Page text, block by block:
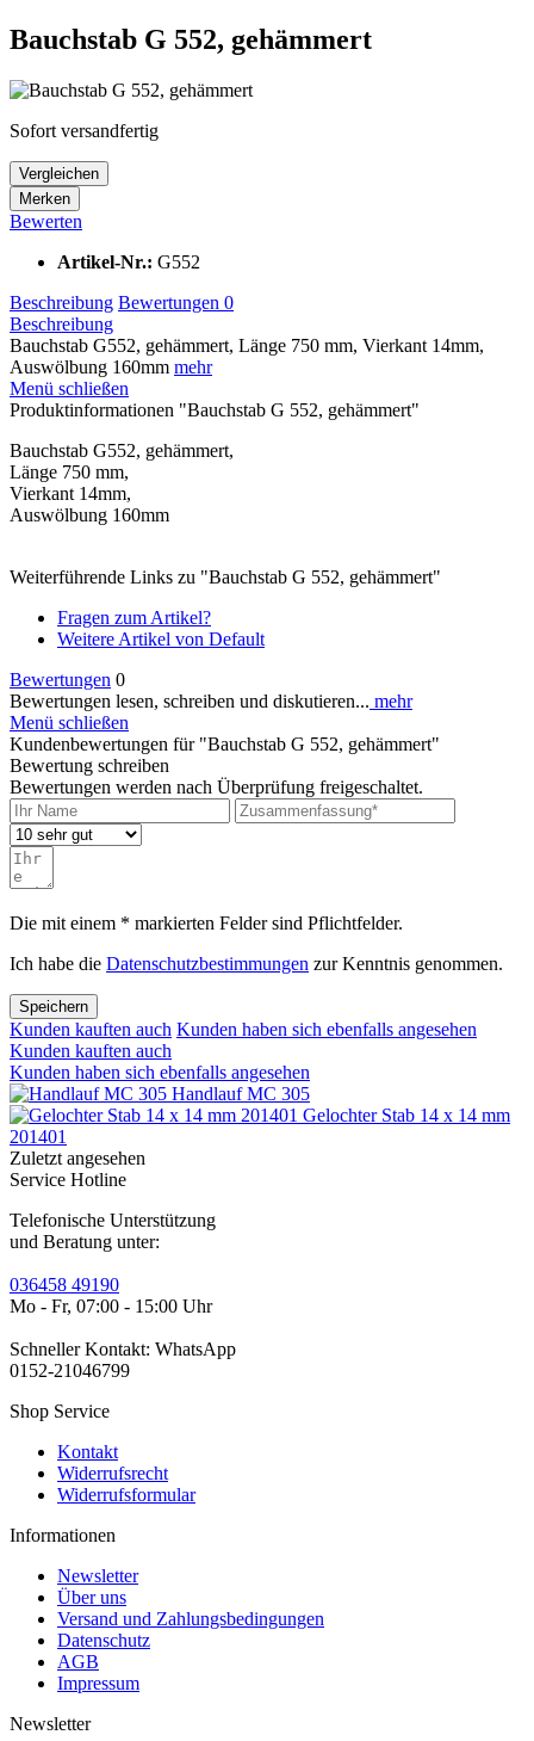
Bauchstab G 552, gehämmert
Sofort versandfertig
Vergleichen
Merken
Bewerten
Artikel-Nr.: G552
Beschreibung Bewertungen 0
Beschreibung
Bauchstab G552, gehämmert, Länge 750 mm, Vierkant 14mm,
Auswölbung 160mm mehr
Menü schließen
Produktinformationen "Bauchstab G 552, gehämmert"
Bauchstab G552, gehämmert,
Länge 750 mm,
Vierkant 14mm,
Auswölbung 160mm
Weiterführende Links zu "Bauchstab G 552, gehämmert"
Fragen zum Artikel?
Weitere Artikel von Default
Bewertungen 0
Bewertungen lesen, schreiben und diskutieren... mehr
Menü schließen
Kundenbewertungen für "Bauchstab G 552, gehämmert"
Bewertung schreiben
Bewertungen werden nach Überprüfung freigeschaltet.
Die mit einem * markierten Felder sind Pflichtfelder.
Ich habe die Datenschutzbestimmungen zur Kenntnis genommen.
Speichern
Kunden kauften auch Kunden haben sich ebenfalls angesehen
Kunden kauften auch
Kunden haben sich ebenfalls angesehen
Handlauf MC 305
Gelochter Stab 14 x 14 mm
201401
Zuletzt angesehen
Service Hotline
Telefonische Unterstützung
und Beratung unter:
036458 49190
Mo - Fr, 07:00 - 15:00 Uhr
Schneller Kontakt: WhatsApp
0152-21046799
Shop Service
Kontakt
Widerrufsrecht
Widerrufsformular
Informationen
Newsletter
Über uns
Versand und Zahlungsbedingungen
Datenschutz
AGB
Impressum
Newsletter